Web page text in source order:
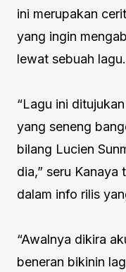
ini merupakan
yang ingin
lewat sebuah lagu.
“Lagu ini
yang seneng
bilang Lucien
dia,” seru Kanaya
dalam info rilis
“Awalnya dikira
beneran bikinin